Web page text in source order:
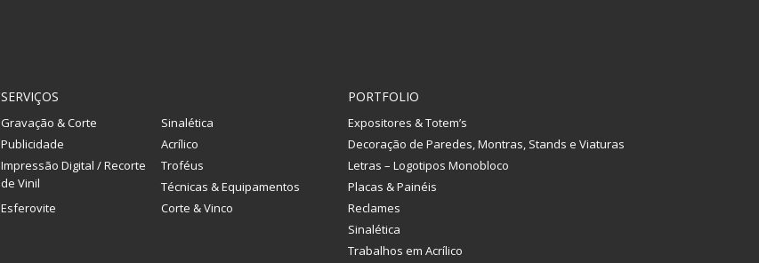
SERVIÇOS
Gravação & Corte
Sinalética
Publicidade
Acrílico
Impressão Digital / Recorte
de Vinil
Troféus
Técnicas & Equipamentos
Esferovite
Corte & Vinco
PORTFOLIO
Expositores & Totem’s
Decoração de Paredes, Montras, Stands e Viaturas
Letras – Logotipos Monobloco
Placas & Painéis
Reclames
Sinalética
Trabalhos em Acrílico